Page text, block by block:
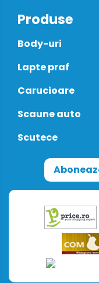
Produse
Body-uri
Lapte praf
Carucioare
Scaune auto
Scutece